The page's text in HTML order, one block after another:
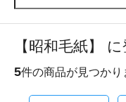
【昭和毛紙】
5件の商品が見つかり